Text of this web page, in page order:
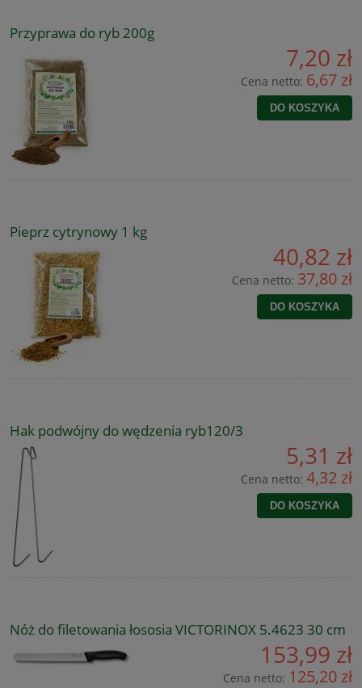
Przyprawa do ryb 200g
7,20 zł
Cena netto: 6,67 zł
DO KOSZYKA
Pieprz cytrynowy 1 kg
40,82 zł
Cena netto: 37,80 zł
DO KOSZYKA
Hak podwójny do wędzenia ryb120/3
5,31 zł
Cena netto: 4,32 zł
DO KOSZYKA
Nóż do filetowania łososia VICTORINOX 5.4623 30 cm
153,99 zł
Cena netto: 125,20 zł